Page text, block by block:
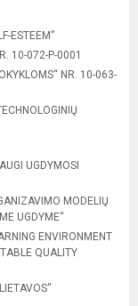
ESTEEM”
10-072-P-0001
NR. 10-063-
UGDYMOSI
MODELIŲ
UGDYME“
ENVIRONMENT
QUALITY